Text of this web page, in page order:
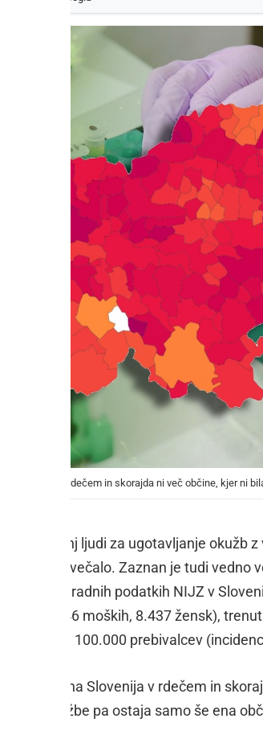
Slovenija v rdečem in skorajda ni več občine, kjer ni
testiranj ljudi za ugotavljanje okužb
19, povečalo. Zaznan je tudi
je po uradnih podatkih NIJZ v
(7.546 moških, 8.437 žensk),
na 100.000 prebivalcev
celotna Slovenija v rdečem in
okužbe pa ostaja samo še ena